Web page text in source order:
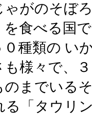
ゃがのそぼ
を食べる国
０種類の い
も様々で、
のまでいる
る「タウリ